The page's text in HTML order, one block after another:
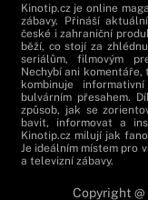
Kinotip.cz je online
zábavy. Přináší
české i zahraniční
běží, co stojí za
seriálům, filmovým
Nechybí ani komentáře,
kombinuje
bulvárním přesahem.
způsob, jak se
bavit, informovat a
Kinotip.cz milují jak
Je ideálním místem pro
a televizní zábavy.
Copyright